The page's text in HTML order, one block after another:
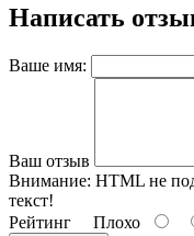
Написать
Ваше имя:
Ваш отзыв
Внимание: HTML не
текст!
Рейтинг Плохо